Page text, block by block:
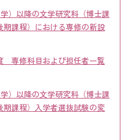
）以降の文学研究科（博士課
課程）における専修の新設
専修科目および担任者一覧
）以降の文学研究科（博士課
課程）入学者選抜試験の変